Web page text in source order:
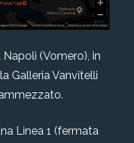
(Vomero), in
Galleria Vanvitelli
Linea 1 (fermata